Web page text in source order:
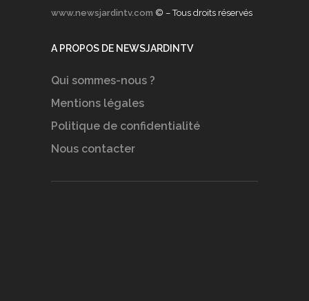
www.newsjardintv.com © – Tous droits réservés
A PROPOS DE NEWSJARDINTV
Qui sommes-nous ?
Mentions légales
Politique de confidentialité
Nous contacter